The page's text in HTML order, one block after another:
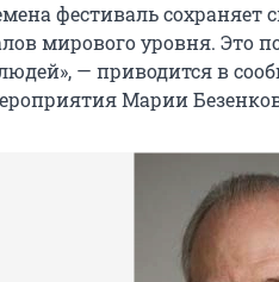
фестиваль сохраняет
мирового уровня. Это
— приводится в
Марии